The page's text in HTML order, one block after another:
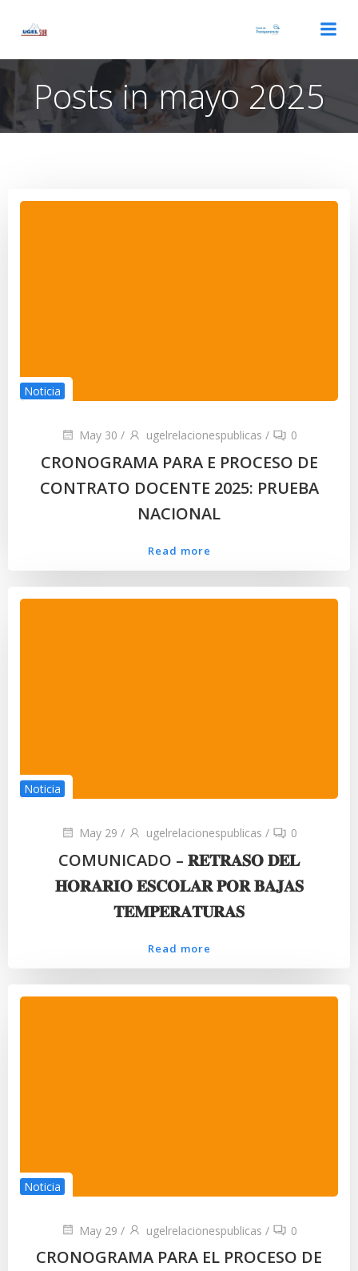
Posts in mayo 2025
Noticia
May 30 / ugelrelacionespublicas / 0
CRONOGRAMA PARA E PROCESO DE
CONTRATO DOCENTE 2025: PRUEBA
NACIONAL
Read more
Noticia
May 29 / ugelrelacionespublicas / 0
COMUNICADO – 𝐑𝐄𝐓𝐑𝐀𝐒𝐎 𝐃𝐄𝐋
𝐇𝐎𝐑𝐀𝐑𝐈𝐎 𝐄𝐒𝐂𝐎𝐋𝐀𝐑 𝐏𝐎𝐑 𝐁𝐀𝐉𝐀𝐒
𝐓𝐄𝐌𝐏𝐄𝐑𝐀𝐓𝐔𝐑𝐀𝐒
Read more
Noticia
May 29 / ugelrelacionespublicas / 0
CRONOGRAMA PARA EL PROCESO DE